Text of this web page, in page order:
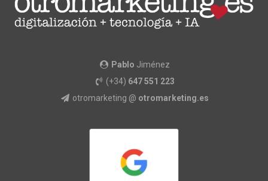
Pablo Jiménez
(+34) 647 551 223
otromarketing @ otromarketing.es